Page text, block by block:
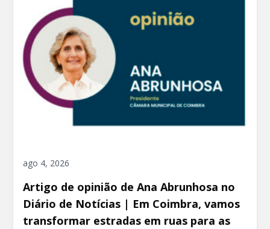
ago 4, 2026
Artigo de opinião de Ana Abrunhosa no
Diário de Notícias | Em Coimbra, vamos
transformar estradas em ruas para as